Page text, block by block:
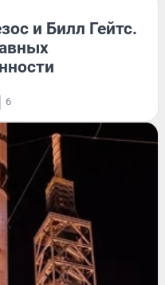
и Билл Гейтс.
6